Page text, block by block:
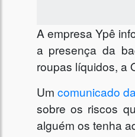
A empresa Ypê
a presença da
roupas líquidos, a
Um comunicado
sobre os riscos
alguém os tenha